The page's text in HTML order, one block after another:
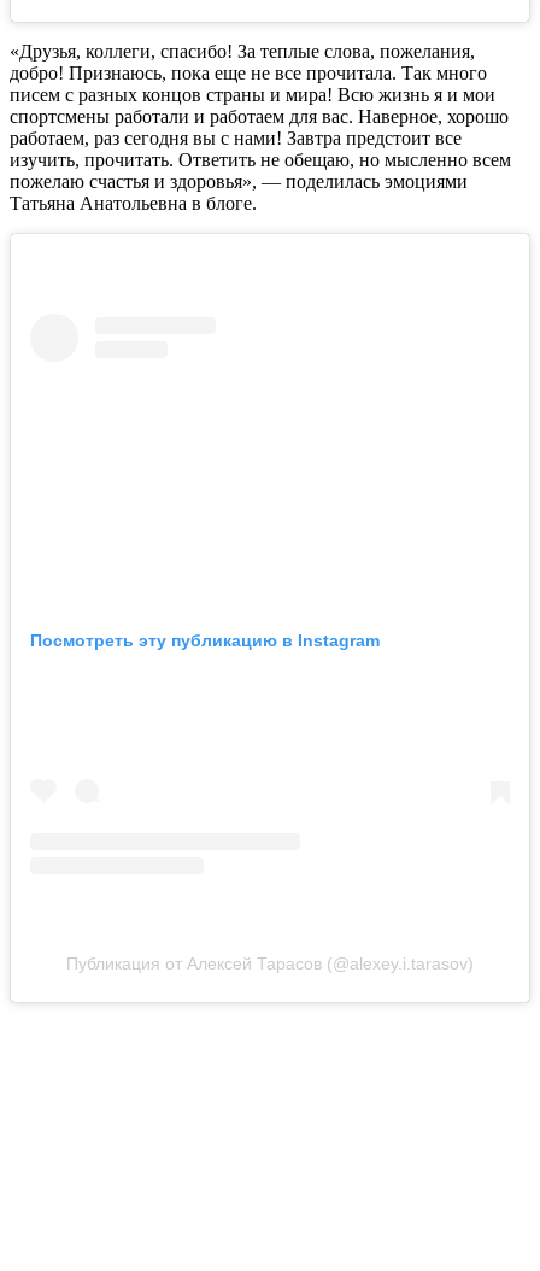
«Друзья, коллеги, спасибо! За теплые слова, пожелания,
добро! Признаюсь, пока еще не все прочитала. Так много
писем с разных концов страны и мира! Всю жизнь я и мои
спортсмены работали и работаем для вас. Наверное, хорошо
работаем, раз сегодня вы с нами! Завтра предстоит все
изучить, прочитать. Ответить не обещаю, но мысленно всем
пожелаю счастья и здоровья», — поделилась эмоциями
Татьяна Анатольевна в блоге.
Посмотреть эту публикацию в Instagram
Публикация от Алексей Тарасов (@alexey.i.tarasov)